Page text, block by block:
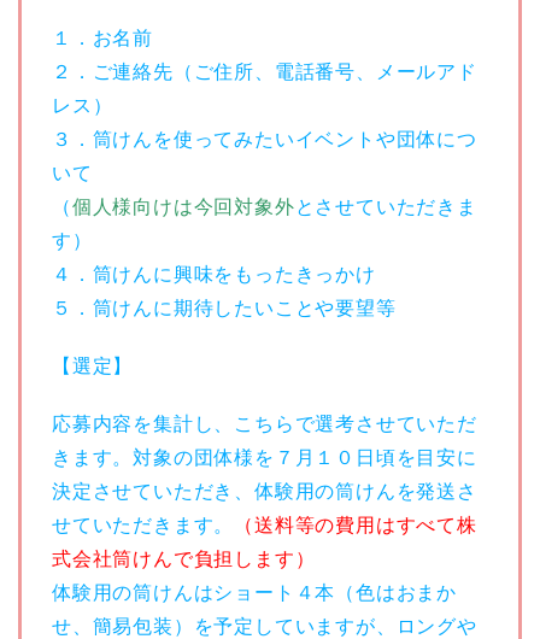
１．お名前
２．ご連絡先（ご住所、電話番号、メールアド
レス）
３．筒けんを使ってみたいイベントや団体につ
いて
（個人様向けは今回対象外とさせていただきま
す）
４．筒けんに興味をもったきっかけ
５．筒けんに期待したいことや要望等
【選定】
応募内容を集計し、こちらで選考させていただ
きます。対象の団体様を７月１０日頃を目安に
決定させていただき、体験用の筒けんを発送さ
せていただきます。
（送料等の費用はすべて株
式会社筒けんで負担します）
体験用の筒けんはショート４本（色はおまか
せ、簡易包装）を予定していますが、ロングや